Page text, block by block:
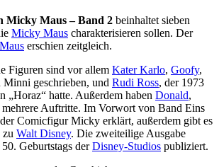
Micky Maus – Band 2 beinhaltet sieben
Micky Maus charakterisieren sollen. Der
erschien zeitgleich.
Figuren sind vor allem Kater Karlo, Goofy,
Minni geschrieben, und Rudi Ross, der 1973
„Horaz“ hatte. Außerdem haben Donald,
mehrere Auftritte. Im Vorwort von Band Eins
Comicfigur Micky erklärt, außerdem gibt es
zu Walt Disney. Die zweiteilige Ausgabe
Geburtstags derDisney-Studios publiziert.